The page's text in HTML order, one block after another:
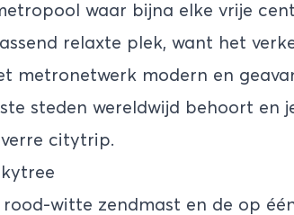
waar bijna elke vrije
relaxte plek, want het
metronetwerk modern en
steden wereldwijd behoort en
citytrip.
rood-witte zendmast en de op